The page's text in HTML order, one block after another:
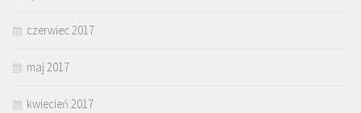
czerwiec 2017
maj 2017
kwiecień 2017